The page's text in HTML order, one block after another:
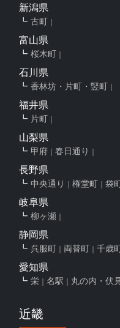
新潟県
古町
富山県
桜木町
石川県
香林坊・片町・竪町
福井県
片町
山梨県
甲府 春日通り
長野県
中央通り 権堂町 袋
岐阜県
柳ヶ瀬
静岡県
呉服町 両替町 千歳
愛知県
栄 名駅 丸の内・伏
近畿